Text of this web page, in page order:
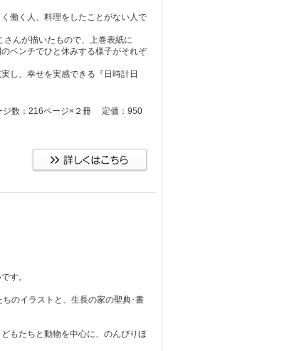
働く人、料理をしたことがない人で
んが描いたもので、上巻表紙に
ベンチでひと休みする様子がそれぞ
し、幸せを実感できる『日時計日
ジ数：216ページ×２冊 定価：950
す。
のイラストと、生長の家の聖典･書
もたちと動物を中心に、のんびりほ